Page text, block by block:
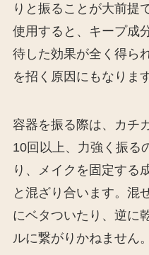
りと振ることが大前提
使用すると、キープ成
待した効果が全く得ら
を招く原因にもなります
容器を振る際は、カチ
10回以上、力強く振る
り、メイクを固定する
と混ざり合います。混
にベタついたり、逆に
ルに繋がりかねません。